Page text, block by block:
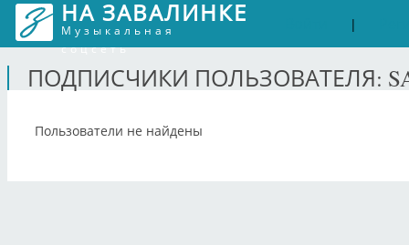
НА ЗАВАЛИНКЕ
Музыкальная
соцсеть
|
ПОДПИСЧИКИ ПОЛЬЗОВАТЕЛЯ:
Пользователи не найдены